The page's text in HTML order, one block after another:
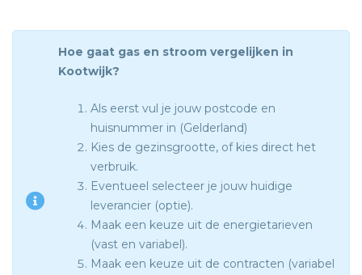
Hoe gaat gas en stroom vergelijken in
Kootwijk?
Als eerst vul je jouw postcode en
huisnummer in (Gelderland)
Kies de gezinsgrootte, of kies direct het
verbruik.
Eventueel selecteer je jouw huidige
leverancier (optie).
Maak een keuze uit de energietarieven
(vast en variabel).
Maak een keuze uit de contracten (variabel